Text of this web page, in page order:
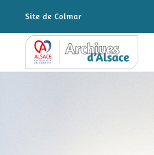
Archives Alsace - Colmar